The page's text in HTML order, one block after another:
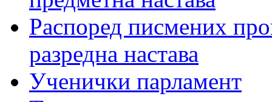
Распоред писмених
разредна настава
Ученички парламент